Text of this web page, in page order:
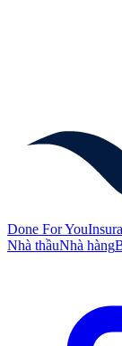
Done For You
Nhà thầuNhà hàng